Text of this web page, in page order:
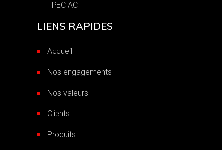
PEC AC
LIENS RAPIDES
Accueil
Nos engagements
Nos valeurs
Clients
Produits